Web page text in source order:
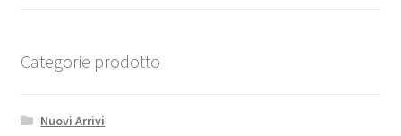
Categorie prodotto
Nuovi Arrivi